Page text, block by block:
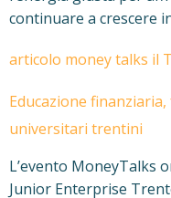
continuare a crescere
articolo money talks il
Educazione
universitari trentini
L’evento MoneyTalks
Junior Enterprise